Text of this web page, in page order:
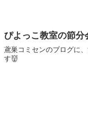
ぴよっこ教室の節分
鳶巣コミセンのブログに
す👹